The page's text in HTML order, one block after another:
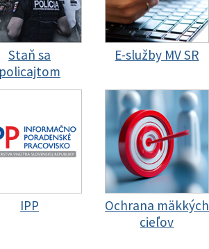
Staň sa
policajtom
E-služby MV SR
IPP
Ochrana mäkkých
cieľov